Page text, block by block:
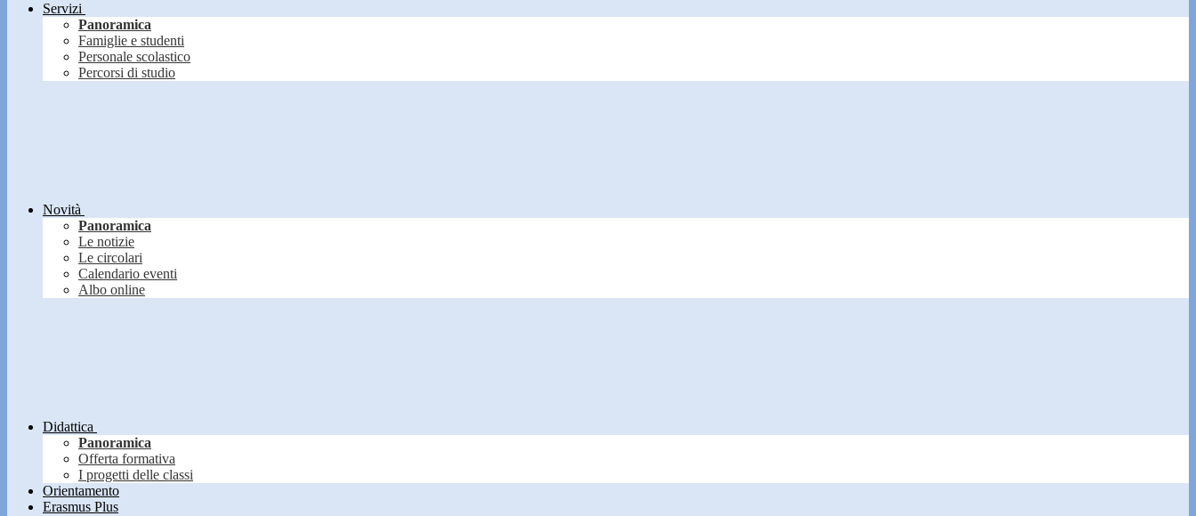
Servizi
Panoramica
Famiglie e studenti
Personale scolastico
Percorsi di studio
Novità
Panoramica
Le notizie
Le circolari
Calendario eventi
Albo online
Didattica
Panoramica
Offerta formativa
I progetti delle classi
Orientamento
Erasmus Plus